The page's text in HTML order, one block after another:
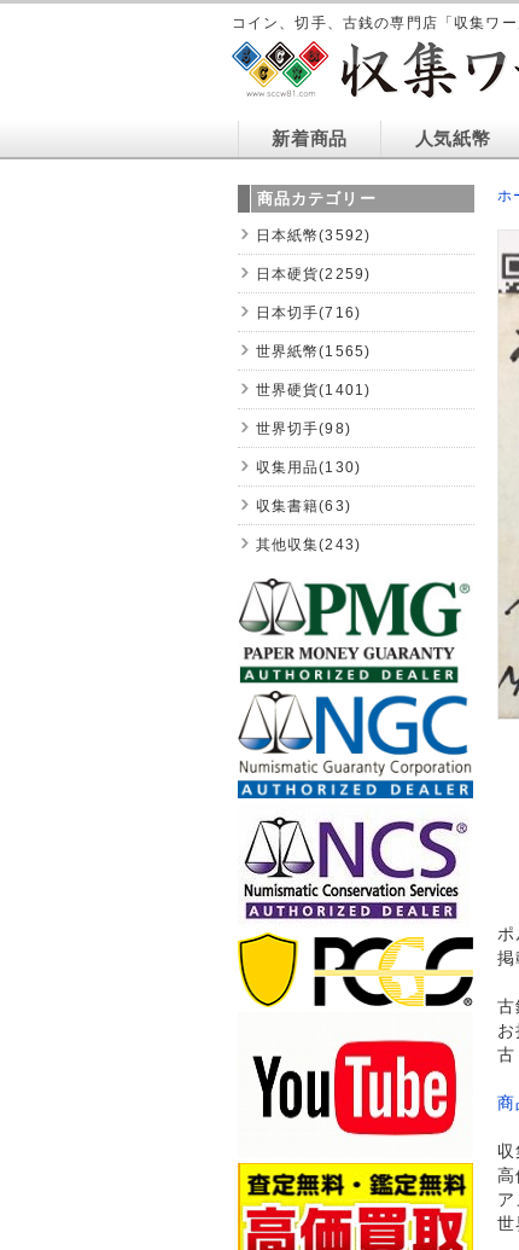
コイン、切手、古銭の専門店「収集ワ
新着商品 人気紙幣
ホ
掲
古
古
高
世
商品カテゴリー
日本紙幣(3592)
日本硬貨(2259)
日本切手(716)
世界紙幣(1565)
世界硬貨(1401)
世界切手(98)
収集用品(130)
収集書籍(63)
其他収集(243)